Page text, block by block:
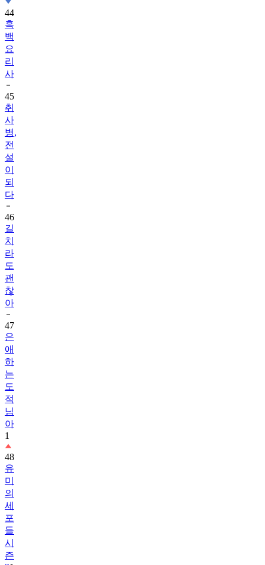
44
흑
백
요
리
사
45
취
사
병,
전
설
이
되
다
46
길
치
라
도
괜
찮
아
47
은
애
하
는
도
적
님
아
1
48
유
미
의
세
포
들
시
즌